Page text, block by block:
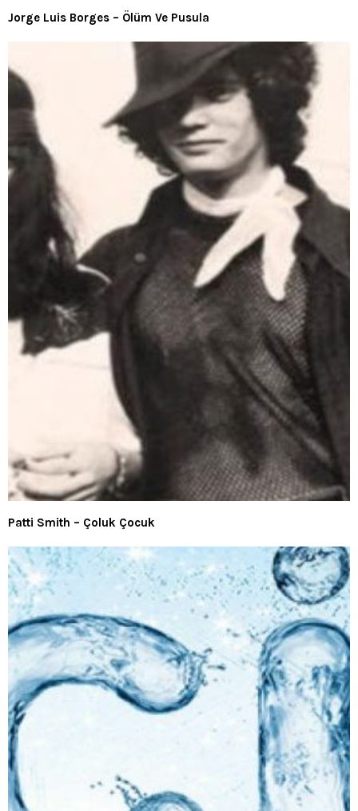
Jorge Luis Borges – Ölüm Ve Pusula
Patti Smith – Çoluk Çocuk